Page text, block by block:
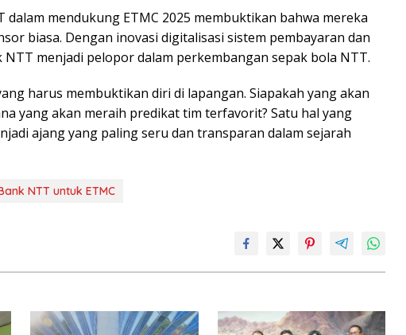
mendukung ETMC 2025 membuktikan bahwa mereka
biasa. Dengan inovasi digitalisasi sistem pembayaran dan
menjadi pelopor dalam perkembangan sepak bola NTT.
harus membuktikan diri di lapangan. Siapakah yang akan
yang akan meraih predikat tim terfavorit? Satu hal yang
ajang yang paling seru dan transparan dalam sejarah
NTT untuk ETMC